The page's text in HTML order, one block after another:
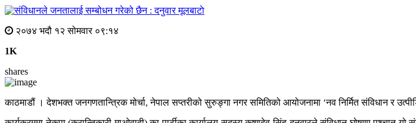
मूलबाटाे
२०७४ भदौ १२ सोमवार ०९:१४
1K
shares
काठमाडौं । देशभक्त जनगणतान्त्रिक मोर्चा, नेपाल सप्तरीको सुरुङ्गा नगर समितिको आयोजनामा ‘नव निर्मित संविधान र